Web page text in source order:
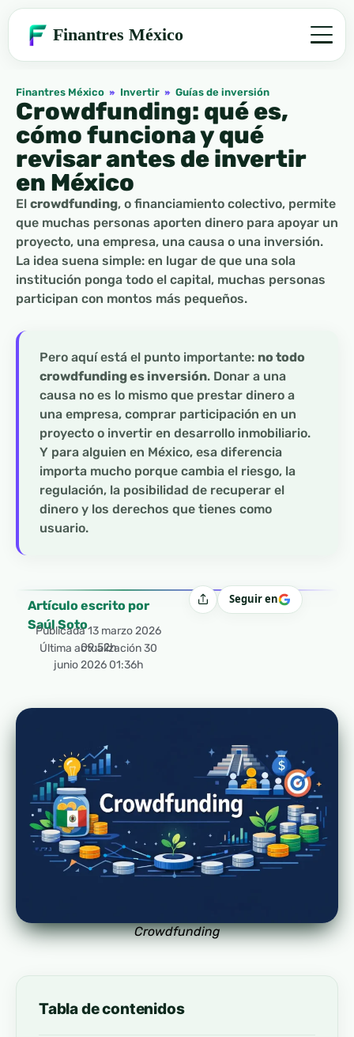
Finantres México
Finantres México » Invertir » Guías de inversión
Crowdfunding: qué es,
cómo funciona y qué
revisar antes de invertir
en México
El crowdfunding, o financiamiento colectivo, permite
que muchas personas aporten dinero para apoyar un
proyecto, una empresa, una causa o una inversión.
La idea suena simple: en lugar de que una sola
institución ponga todo el capital, muchas personas
participan con montos más pequeños.
Pero aquí está el punto importante: no todo
crowdfunding es inversión. Donar a una
causa no es lo mismo que prestar dinero a
una empresa, comprar participación en un
proyecto o invertir en desarrollo inmobiliario.
Y para alguien en México, esa diferencia
importa mucho porque cambia el riesgo, la
regulación, la posibilidad de recuperar el
dinero y los derechos que tienes como
usuario.
Artículo escrito por
Saúl Soto
Publicada13 marzo 2026
09:52h
Última actualización 30
junio 2026 01:36h
CompartirSeguir en
Crowdfunding
Tabla de contenidos